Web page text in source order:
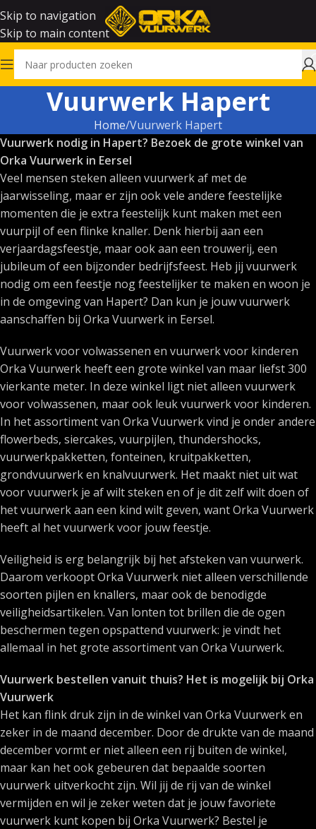
Skip to navigation
Skip to main content
Vuurwerk Hapert
Home Vuurwerk Hapert
Vuurwerk nodig in Hapert? Bezoek de grote winkel van
Orka Vuurwerk in Eersel
Veel mensen steken alleen vuurwerk af met de
jaarwisseling, maar er zijn ook vele andere feestelijke
momenten die je extra feestelijk kunt maken met een
vuurpijl of een flinke knaller. Denk hierbij aan een
verjaardagsfeestje, maar ook aan een trouwerij, een
jubileum of een bijzonder bedrijfsfeest. Heb jij vuurwerk
nodig om een feestje nog feestelijker te maken en woon je
in de omgeving van Hapert? Dan kun je jouw vuurwerk
aanschaffen bij Orka Vuurwerk in Eersel.
Vuurwerk voor volwassenen en vuurwerk voor kinderen
Orka Vuurwerk heeft een grote winkel van maar liefst 300
vierkante meter. In deze winkel ligt niet alleen vuurwerk
voor volwassenen, maar ook leuk vuurwerk voor kinderen.
In het assortiment van Orka Vuurwerk vind je onder andere
flowerbeds, siercakes, vuurpijlen, thundershocks,
vuurwerkpakketten, fonteinen, kruitpakketten,
grondvuurwerk en knalvuurwerk. Het maakt niet uit wat
voor vuurwerk je af wilt steken en of je dit zelf wilt doen of
het vuurwerk aan een kind wilt geven, want Orka Vuurwerk
heeft al het vuurwerk voor jouw feestje.
Veiligheid is erg belangrijk bij het afsteken van vuurwerk.
Daarom verkoopt Orka Vuurwerk niet alleen verschillende
soorten pijlen en knallers, maar ook de benodigde
veiligheidsartikelen. Van lonten tot brillen die de ogen
beschermen tegen opspattend vuurwerk: je vindt het
allemaal in het grote assortiment van Orka Vuurwerk.
Vuurwerk bestellen vanuit thuis? Het is mogelijk bij Orka
Vuurwerk
Het kan flink druk zijn in de winkel van Orka Vuurwerk en
zeker in de maand december. Door de drukte van de maand
december vormt er niet alleen een rij buiten de winkel,
maar kan het ook gebeuren dat bepaalde soorten
vuurwerk uitverkocht zijn. Wil jij de rij van de winkel
vermijden en wil je zeker weten dat je jouw favoriete
vuurwerk kunt kopen bij Orka Vuurwerk? Bestel je